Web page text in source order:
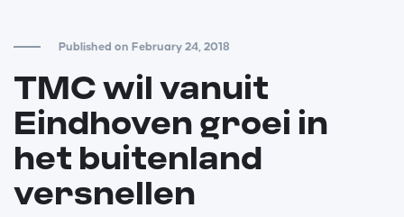
Published on February 24, 2018
TMC wil vanuit
Eindhoven groei in
het buitenland
versnellen